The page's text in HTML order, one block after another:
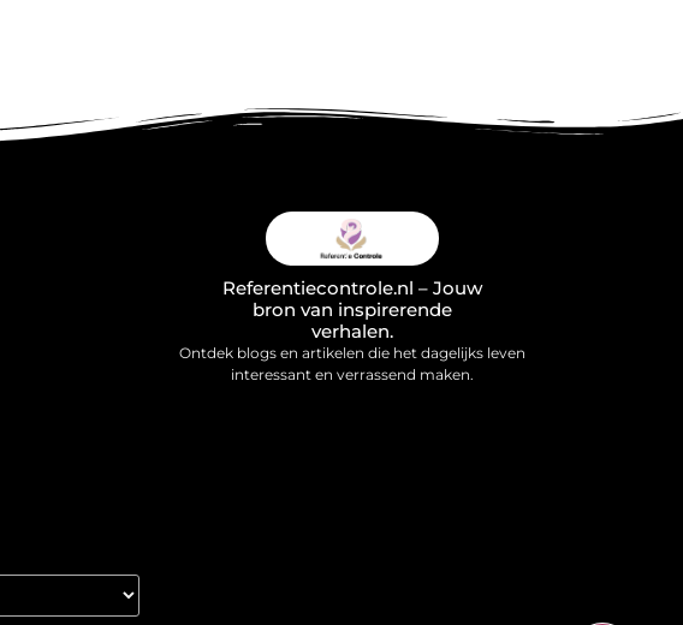
Referentiecontrole.nl – Jouw
bron van inspirerende
verhalen.
Ontdek blogs en artikelen die het dagelijks leven
interessant en verrassend maken.